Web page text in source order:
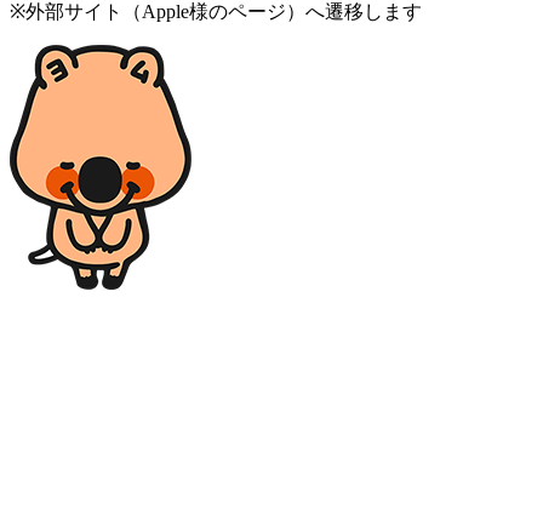
※外部サイト（Apple様のページ）へ遷移します